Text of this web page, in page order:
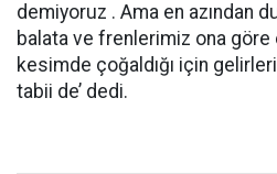
demiyoruz . Ama en azından
balata ve frenlerimiz ona
kesimde çoğaldığı için
tabii de’ dedi.